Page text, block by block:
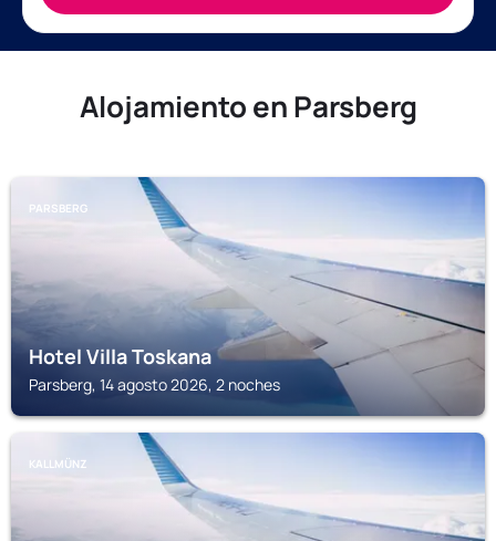
Alojamiento en Parsberg
PARSBERG
Hotel Villa Toskana
Parsberg, 14 agosto 2026, 2 noches
KALLMÜNZ